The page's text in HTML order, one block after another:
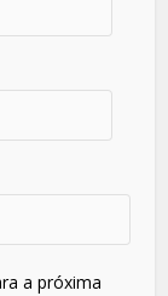
a próxima